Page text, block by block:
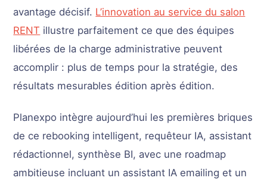
avantage décisif. L’innovation au service du salon
RENT illustre parfaitement ce que des équipes
libérées de la charge administrative peuvent
accomplir : plus de temps pour la stratégie, des
résultats mesurables édition après édition.
Planexpo intègre aujourd’hui les premières briques
de ce rebooking intelligent, requêteur IA, assistant
rédactionnel, synthèse BI, avec une roadmap
ambitieuse incluant un assistant IA emailing et un